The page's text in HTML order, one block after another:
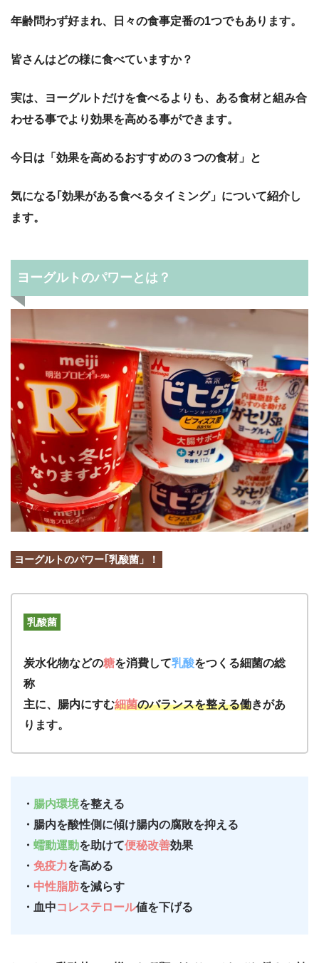
年齢問わず好まれ、日々の食事定番の1つでもあります。
皆さんはどの様に食べていますか？
実は、ヨーグルトだけを食べるよりも、ある食材と組み合
わせる事でより効果を高める事ができます。
今日は「効果を高めるおすすめの３つの食材」と
気になる｢効果がある食べるタイミング」について紹介し
ます。
ヨーグルトのパワーとは？
ヨーグルトのパワー｢乳酸菌」！
乳酸菌
炭水化物などの糖を消費して乳酸をつくる細菌の総
称
主に、腸内にすむ細菌のバランスを整える働きがあ
ります。
・ 腸内環境を整える
・腸内を酸性側に傾け腸内の腐敗を抑える
・ 蠕動運動を助けて便秘改善効果
・ 免疫力を高める
・ 中性脂肪を減らす
・血中コレステロール値を下げる